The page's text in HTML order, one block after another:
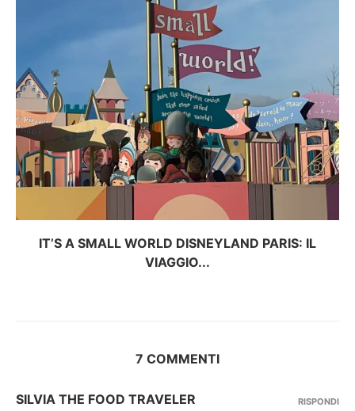
IT’S A SMALL WORLD DISNEYLAND PARIS: IL
VIAGGIO...
7 COMMENTI
SILVIA THE FOOD TRAVELER RISPONDI